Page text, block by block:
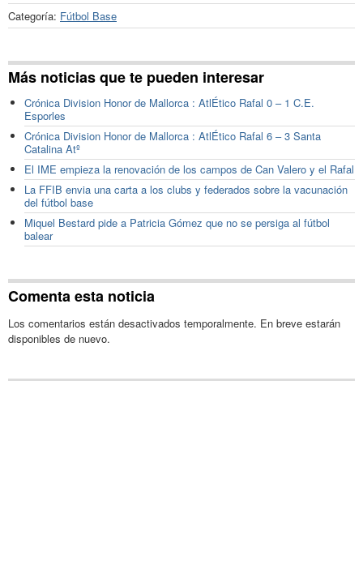
Categoría: Fútbol Base
Más noticias que te pueden interesar
Crónica Division Honor de Mallorca : AtlÉtico Rafal 0 – 1 C.E.
Esporles
Crónica Division Honor de Mallorca : AtlÉtico Rafal 6 – 3 Santa
Catalina Atº
El IME empieza la renovación de los campos de Can Valero y el Rafal
La FFIB envia una carta a los clubs y federados sobre la vacunación
del fútbol base
Miquel Bestard pide a Patricia Gómez que no se persiga al fútbol
balear
Comenta esta noticia
Los comentarios están desactivados temporalmente. En breve estarán
disponibles de nuevo.